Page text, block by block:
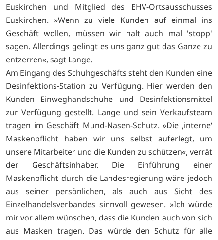
Euskirchen und Mitglied des EHV-Ortsausschusses
Euskirchen. »Wenn zu viele Kunden auf einmal ins
Geschäft wollen, müssen wir halt auch mal 'stopp'
sagen. Allerdings gelingt es uns ganz gut das Ganze zu
entzerren«, sagt Lange.
Am Eingang des Schuhgeschäfts steht den Kunden eine
Desinfektions-Station zu Verfügung. Hier werden den
Kunden Einweghandschuhe und Desinfektionsmittel
zur Verfügung gestellt. Lange und sein Verkaufsteam
tragen im Geschäft Mund-Nasen-Schutz. »Die ‚interne‘
Maskenpflicht haben wir uns selbst auferlegt, um
unsere Mitarbeiter und die Kunden zu schützen«, verrät
der Geschäftsinhaber. Die Einführung einer
Maskenpflicht durch die Landesregierung wäre jedoch
aus seiner persönlichen, als auch aus Sicht des
Einzelhandelsverbandes sinnvoll gewesen. »Ich würde
mir vor allem wünschen, dass die Kunden auch von sich
aus Masken tragen. Das würde den Schutz für alle